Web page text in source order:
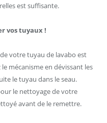
est suffisante.
vos tuyaux !
votre tuyau de lavabo est
mécanisme en dévissant les
le tuyau dans le seau.
le nettoyage de votre
avant de le remettre.